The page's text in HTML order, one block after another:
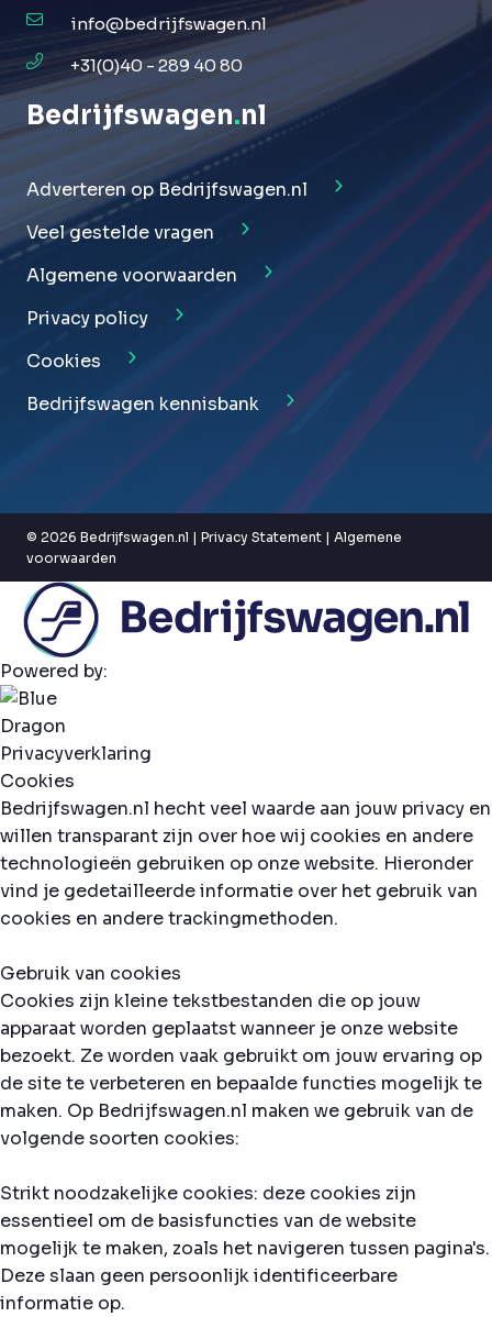
info@bedrijfswagen.nl
+31(0)40 - 289 40 80
Bedrijfswagen.nl
Adverteren op Bedrijfswagen.nl
Veel gestelde vragen
Algemene voorwaarden
Privacy policy
Cookies
Bedrijfswagen kennisbank
© 2026 Bedrijfswagen.nl | Privacy Statement | Algemene
voorwaarden
Powered by:
Privacyverklaring
Cookies
Bedrijfswagen.nl hecht veel waarde aan jouw privacy en
willen transparant zijn over hoe wij cookies en andere
technologieën gebruiken op onze website. Hieronder
vind je gedetailleerde informatie over het gebruik van
cookies en andere trackingmethoden.
Gebruik van cookies
Cookies zijn kleine tekstbestanden die op jouw
apparaat worden geplaatst wanneer je onze website
bezoekt. Ze worden vaak gebruikt om jouw ervaring op
de site te verbeteren en bepaalde functies mogelijk te
maken. Op Bedrijfswagen.nl maken we gebruik van de
volgende soorten cookies:
Strikt noodzakelijke cookies: deze cookies zijn
essentieel om de basisfuncties van de website
mogelijk te maken, zoals het navigeren tussen pagina's.
Deze slaan geen persoonlijk identificeerbare
informatie op.